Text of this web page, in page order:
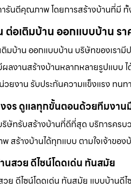
รันตีคุณภาพ โดยการสร้างบ้านที่มี
ต่อเติมบ้าน ออกแบบบ้าน ร
ติมบ้าน ออกแบบบ้าน บริษัทของเร
ผลงานสร้างบ้านหลากหลายรูปแบบ
ยงาน รับประกันความแข็งแรง ทนท
จร ดูแลทุกขั้นตอนด้วยทีมงาน
ษัทรับสร้างบ้านที่ดีที่สุด บริการครบ
สร้างบ้านได้ทุกแบบ ตามใจเจ้าขอ
สวย ดีไซน์โดดเด่น ทันสมัย
ย ดีไซน์โดดเด่น ทันสมัย แบบบ้านดี